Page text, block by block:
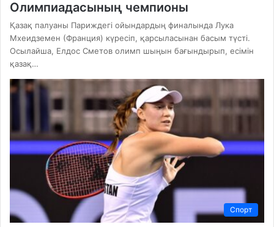
Олимпиадасының чемпионы
Қазақ палуаны Париждегі ойындардың финалында Лука
Мхеидземен (Франция) күресіп, қарсыласынан басым түсті.
Осылайша, Елдос Сметов олимп шыңын бағындырып, есімін
қазақ…
Спорт